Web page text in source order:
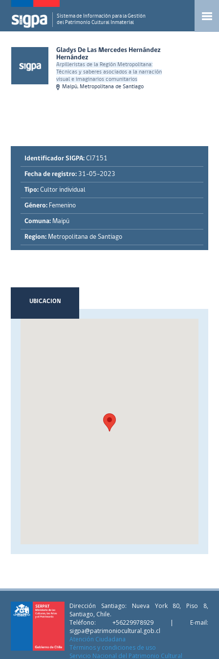
Sistema de Información para la Gestión
del Patrimonio Cultural Inmaterial
Gladys De Las Mercedes Hernández
Hernández
Arpilleristas de la Región Metropolitana:
Técnicas y saberes asociados a la narración
visual e imaginarios comunitarios
Maipú, Metropolitana de Santiago
Identificador SIGPA: CI7151
Fecha de registro: 31-05-2023
Tipo: Cultor individual
Género: Femenino
Comuna: Maipú
Region: Metropolitana de Santiago
UBICACION
Dirección Santiago: Nueva York 80, Piso 8,
Santiago, Chile.
Teléfono: +56229978929 | E-mail:
sigpa@patrimoniocultural.gob.cl
Atención Ciudadana
Términos y condiciones de uso
Servicio Nacional del Patrimonio Cultural